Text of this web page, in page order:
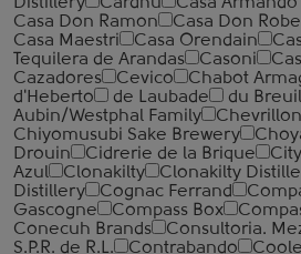
Casa Don Ramon
Casa Don
Casa Maestri
Casa Orendain
Tequilera de Arandas
Casoni
Cazadores
Cevico Chabot
d'Heberto
de Laubade du Breuil
Aubin/Westphal Family
Chevrillon
Chiyomusubi Sake Brewery
Drouin
Cidrerie de la Brique
Azul
Clonakilty Clonakilty
Distillery
Cognac Ferrand
Gascogne
Compass Box
Conecuh Brands
Consultoria.
S.P.R. de R.L.
Contrabando